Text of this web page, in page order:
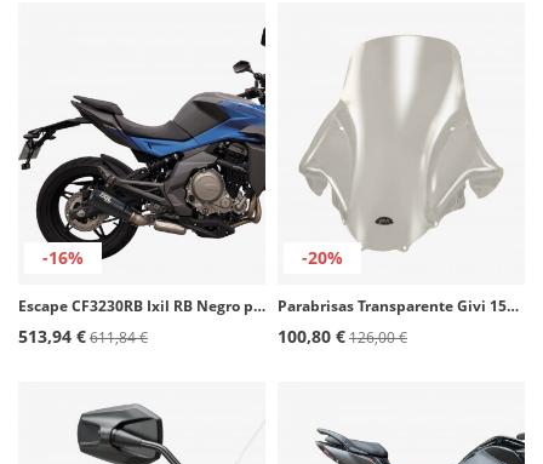
-16%
Escape CF3230RB Ixil RB Negro para CFMOTO 400 / 650 NK
513,94 €611,84 €
-20%
Parabrisas Transparente Givi 156DT para Suzuki AN 250/400 Burgman (98-02), AN 250/400 Business (01-03)
100,80 €126,00 €